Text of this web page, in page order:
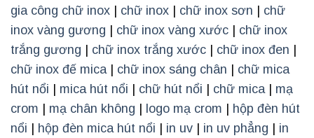
gia công chữ inox | chữ inox | chữ inox sơn | chữ
inox vàng gương | chữ inox vàng xước | chữ inox
trắng gương | chữ inox trắng xước | chữ inox đen |
chữ inox đế mica | chữ inox sáng chân | chữ mica
hút nổi | mica hút nổi | chữ hút nổi | chữ mica | mạ
crom | mạ chân không | logo mạ crom | hộp đèn hút
nổi | hộp đèn mica hút nổi | in uv | in uv phẳng | in